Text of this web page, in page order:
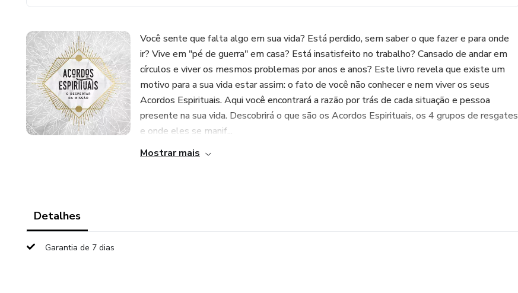
Você sente que falta algo em sua vida? Está perdido, sem saber o que fazer e para onde
ir? Vive em "pé de guerra" em casa? Está insatisfeito no trabalho? Cansado de andar em
círculos e viver os mesmos problemas por anos e anos? Este livro revela que existe um
motivo para a sua vida estar assim: o fato de você não conhecer e nem viver os seus
Acordos Espirituais. Aqui você encontrará a razão por trás de cada situação e pessoa
presente na sua vida. Descobrirá o que são os Acordos Espirituais, os 4 grupos de resgates
e onde eles se manif...
Mostrar mais
Detalhes
Garantia de 7 dias